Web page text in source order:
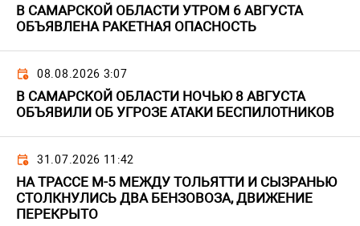
В САМАРСКОЙ ОБЛАСТИ УТРОМ 6 АВГУСТА
ОБЪЯВЛЕНА РАКЕТНАЯ ОПАСНОСТЬ
08.08.2026 3:07
В САМАРСКОЙ ОБЛАСТИ НОЧЬЮ 8 АВГУСТА
ОБЪЯВИЛИ ОБ УГРОЗЕ АТАКИ БЕСПИЛОТНИКОВ
31.07.2026 11:42
НА ТРАССЕ М-5 МЕЖДУ ТОЛЬЯТТИ И СЫЗРАНЬЮ
СТОЛКНУЛИСЬ ДВА БЕНЗОВОЗА, ДВИЖЕНИЕ
ПЕРЕКРЫТО